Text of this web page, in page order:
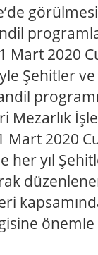
Mart 2020
Şehitler ve
Mezarlık
Mart 2020
yıl